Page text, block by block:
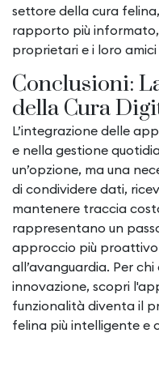
settore della cura
rapporto più
proprietari e i loro amici
Conclusioni:
della Cura
L’integrazione delle
e nella gestione
un’opzione, ma una
di condividere dati,
mantenere traccia
rappresentano un
approccio più
all’avanguardia. Per
innovazione, scopri
funzionalità diventa il
felina più intelligente e